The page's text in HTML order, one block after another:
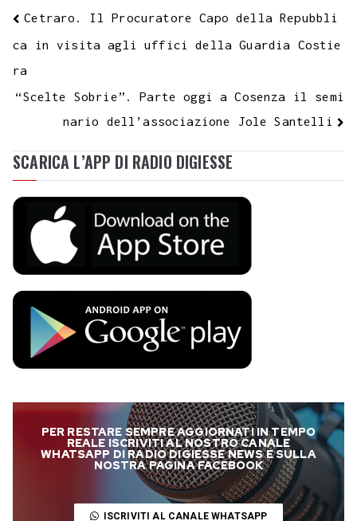
Cetraro. Il Procuratore Capo della Repubbli
ca in visita agli uffici della Guardia Costie
ra
“Scelte Sobrie”. Parte oggi a Cosenza il semi
nario dell’associazione Jole Santelli
SCARICA L’APP DI RADIO DIGIESSE
PER RESTARE SEMPRE AGGIORNATI IN TEMPO
REALE ISCRIVITI AL NOSTRO CANALE
WHATSAPP DI RADIO DIGIESSE NEWS E SULLA
NOSTRA PAGINA FACEBOOK
ISCRIVITI AL CANALE WHATSAPP